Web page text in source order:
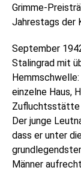
Grimme-
Jahrestags der
September
Stalingrad mit
einzelne Haus,
Zufluchtsstätte
Der junge
dass er unter
Männer